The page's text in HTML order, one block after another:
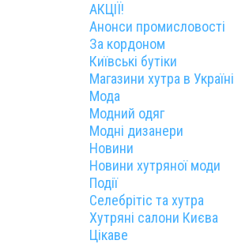
АКЦІЇ!
Анонси промисловості
За кордоном
Київські бутіки
Магазини хутра в Україні
Мода
Модний одяг
Модні дизанери
Новини
Новини хутряної моди
Події
Селебрітіс та хутра
Хутряні салони Києва
Цікаве